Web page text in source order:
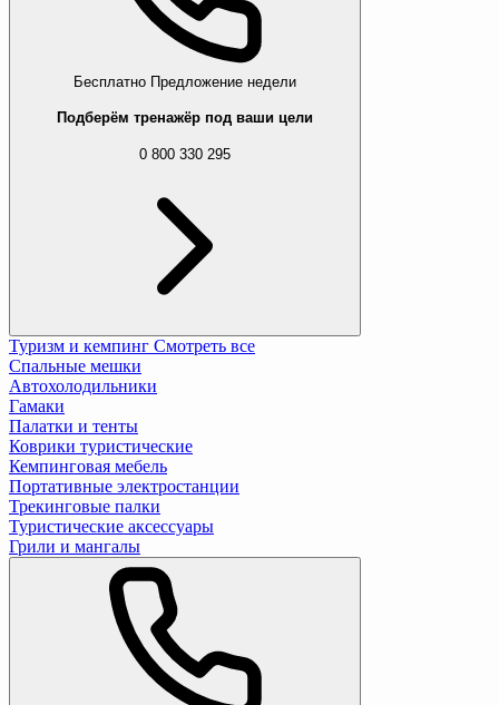
Бесплатно Предложение недели
Подберём тренажёр под ваши цели
0 800 330 295
Туризм и кемпинг Смотреть все
Спальные мешки
Автохолодильники
Гамаки
Палатки и тенты
Коврики туристические
Кемпинговая мебель
Портативные электростанции
Трекинговые палки
Туристические аксессуары
Грили и мангалы